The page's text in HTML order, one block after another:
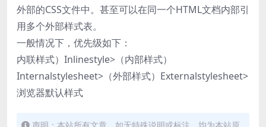
外部的CSS文件中。甚至可以在同一个HTML文档内部引
用多个外部样式表。
一般情况下，优先级如下：
内联样式）Inlinestyle>（内部样式）
Internalstylesheet>（外部样式）Externalstylesheet>
浏览器默认样式
声明：本站所有文章，如无特殊说明或标注，均为本站原